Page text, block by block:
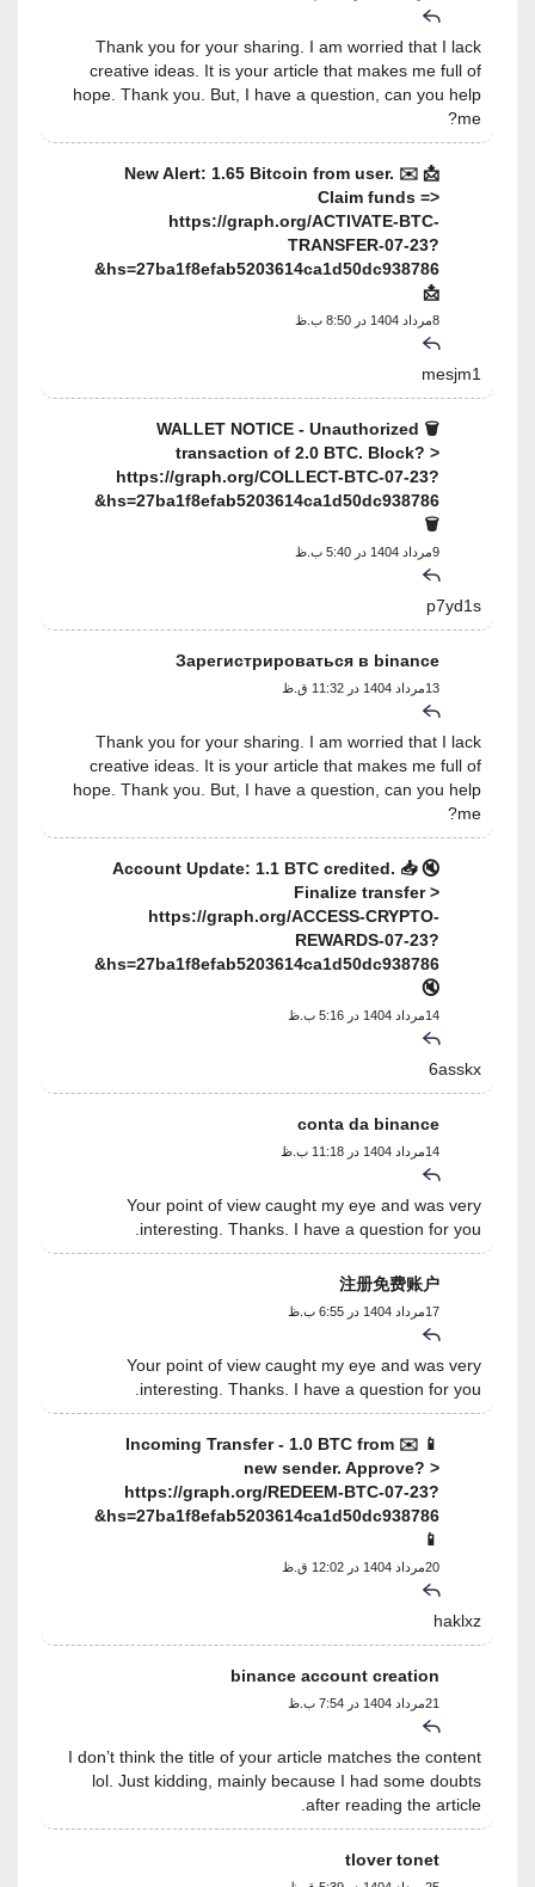
Thank you for your sharing. I am worried that I lack
creative ideas. It is your article that makes me full of
hope. Thank you. But, I have a question, can you help
📩 ✉️ New Alert: 1.65 Bitcoin from user.
Claim funds =>
https://graph.org/ACTIVATE-BTC-
TRANSFER-07-23?
hs=27ba1f8efab5203614ca1d50dc938786&
mesjm1
🗑 WALLET NOTICE - Unauthorized
transaction of 2.0 BTC. Block? >
https://graph.org/COLLECT-BTC-07-23?
hs=27ba1f8efab5203614ca1d50dc938786&
p7yd1s
Зарегистрироваться в binance
Thank you for your sharing. I am worried that I lack
creative ideas. It is your article that makes me full of
hope. Thank you. But, I have a question, can you help
🔇 📥 Account Update: 1.1 BTC credited.
Finalize transfer >
https://graph.org/ACCESS-CRYPTO-
REWARDS-07-23?
hs=27ba1f8efab5203614ca1d50dc938786&
6asskx
conta da binance
Your point of view caught my eye and was very
interesting. Thanks. I have a question for you.
注册免费账户
Your point of view caught my eye and was very
interesting. Thanks. I have a question for you.
📱 ✉️ Incoming Transfer - 1.0 BTC from
new sender. Approve? >
https://graph.org/REDEEM-BTC-07-23?
hs=27ba1f8efab5203614ca1d50dc938786&
haklxz
binance account creation
I don’t think the title of your article matches the content
lol. Just kidding, mainly because I had some doubts
after reading the article.
tlover tonet